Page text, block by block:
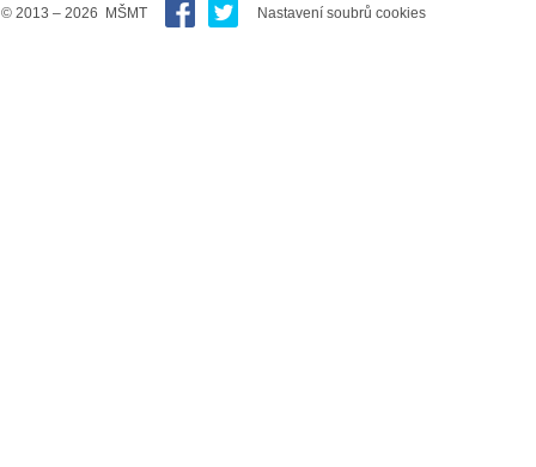
© 2013 – 2026 MŠMT Nastavení soubrů cookies